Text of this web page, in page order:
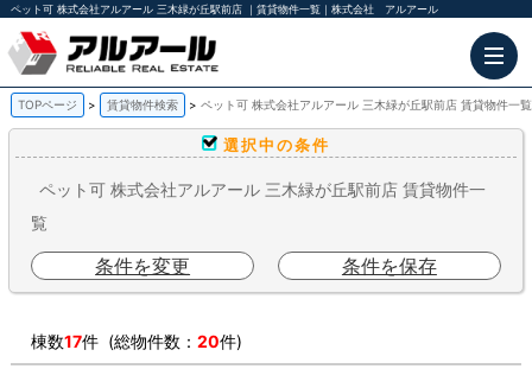
ペット可 株式会社アルアール 三木緑が丘駅前店 ｜賃貸物件一覧｜株式会社 アルアール
TOPページ 賃貸物件検索 ペット可 株式会社アルアール 三木緑が丘駅前店 賃貸物件一覧
選択中の条件
ペット可 株式会社アルアール 三木緑が丘駅前店 賃貸物件一
覧
条件を変更 条件を保存
棟数17件 (総物件数：20件)